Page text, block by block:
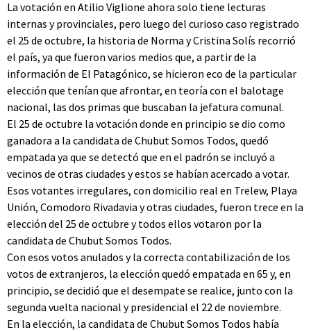
La votación en Atilio Viglione ahora solo tiene lecturas
internas y provinciales, pero luego del curioso caso registrado
el 25 de octubre, la historia de Norma y Cristina Solís recorrió
el país, ya que fueron varios medios que, a partir de la
información de El Patagónico, se hicieron eco de la particular
elección que tenían que afrontar, en teoría con el balotage
nacional, las dos primas que buscaban la jefatura comunal.
El 25 de octubre la votación donde en principio se dio como
ganadora a la candidata de Chubut Somos Todos, quedó
empatada ya que se detectó que en el padrón se incluyó a
vecinos de otras ciudades y estos se habían acercado a votar.
Esos votantes irregulares, con domicilio real en Trelew, Playa
Unión, Comodoro Rivadavia y otras ciudades, fueron trece en la
elección del 25 de octubre y todos ellos votaron por la
candidata de Chubut Somos Todos.
Con esos votos anulados y la correcta contabilización de los
votos de extranjeros, la elección quedó empatada en 65 y, en
principio, se decidió que el desempate se realice, junto con la
segunda vuelta nacional y presidencial el 22 de noviembre.
En la elección, la candidata de Chubut Somos Todos había